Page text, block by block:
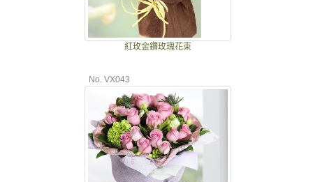
紅玫金鑽玫瑰花束
No. VX043